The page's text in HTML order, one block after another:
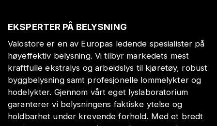
EKSPERTER PÅ BELYSNING
Valostore er en av Europas ledende spesialister på
høyeffektiv belysning. Vi tilbyr markedets mest
kraftfulle ekstralys og arbeidslys til kjøretøy, robust
byggbelysning samt profesjonelle lommelykter og
hodelykter. Gjennom vårt eget lyslaboratorium
garanterer vi belysningens faktiske ytelse og
holdbarhet under krevende forhold. Med et bredt